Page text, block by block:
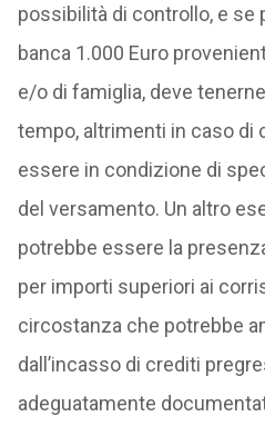
possibilità di controllo, e se
banca 1.000 Euro
e/o di famiglia, deve
tempo, altrimenti in caso di
essere in condizione di
del versamento. Un altro
potrebbe essere la
per importi superiori ai
circostanza che potrebbe
dall’incasso di crediti
adeguatamente